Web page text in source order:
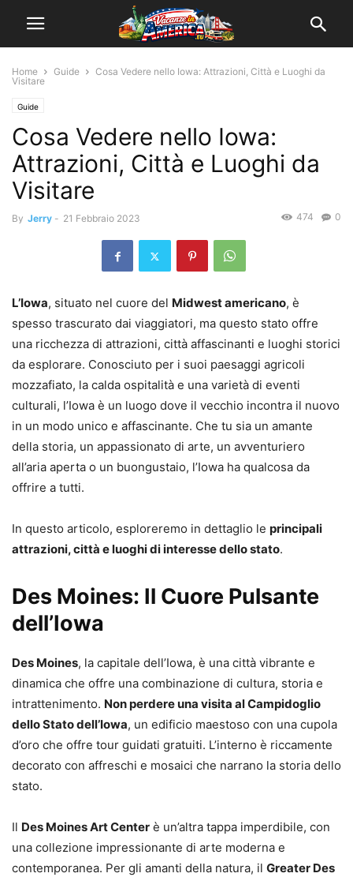
Home Guide
Cosa Vedere nello Iowa: Attrazioni, Città e Luoghi da
Visitare
Guide
Cosa Vedere nello Iowa:
Attrazioni, Città e Luoghi da
Visitare
By Jerry - 21 Febbraio 2023 0
474
L’Iowa, situato nel cuore del Midwest americano, è
spesso trascurato dai viaggiatori, ma questo stato offre
una ricchezza di attrazioni, città affascinanti e luoghi storici
da esplorare. Conosciuto per i suoi paesaggi agricoli
mozzafiato, la calda ospitalità e una varietà di eventi
culturali, l’Iowa è un luogo dove il vecchio incontra il nuovo
in un modo unico e affascinante. Che tu sia un amante
della storia, un appassionato di arte, un avventuriero
all’aria aperta o un buongustaio, l’Iowa ha qualcosa da
offrire a tutti.
In questo articolo, esploreremo in dettaglio le principali
attrazioni, città e luoghi di interesse dello stato.
Des Moines: Il Cuore Pulsante
dell’Iowa
Des Moines, la capitale dell’Iowa, è una città vibrante e
dinamica che offre una combinazione di cultura, storia e
intrattenimento. Non perdere una visita al Campidoglio
dello Stato dell’Iowa, un edificio maestoso con una cupola
d’oro che offre tour guidati gratuiti. L’interno è riccamente
decorato con affreschi e mosaici che narrano la storia dello
stato.
Il Des Moines Art Center è un’altra tappa imperdibile, con
una collezione impressionante di arte moderna e
contemporanea. Per gli amanti della natura, il Greater Des